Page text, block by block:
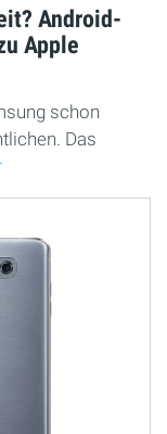
Android-
Apple
schon
Das